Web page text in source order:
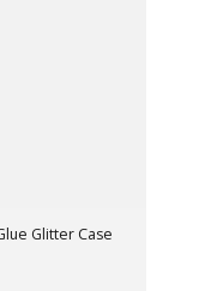
Glitter Case